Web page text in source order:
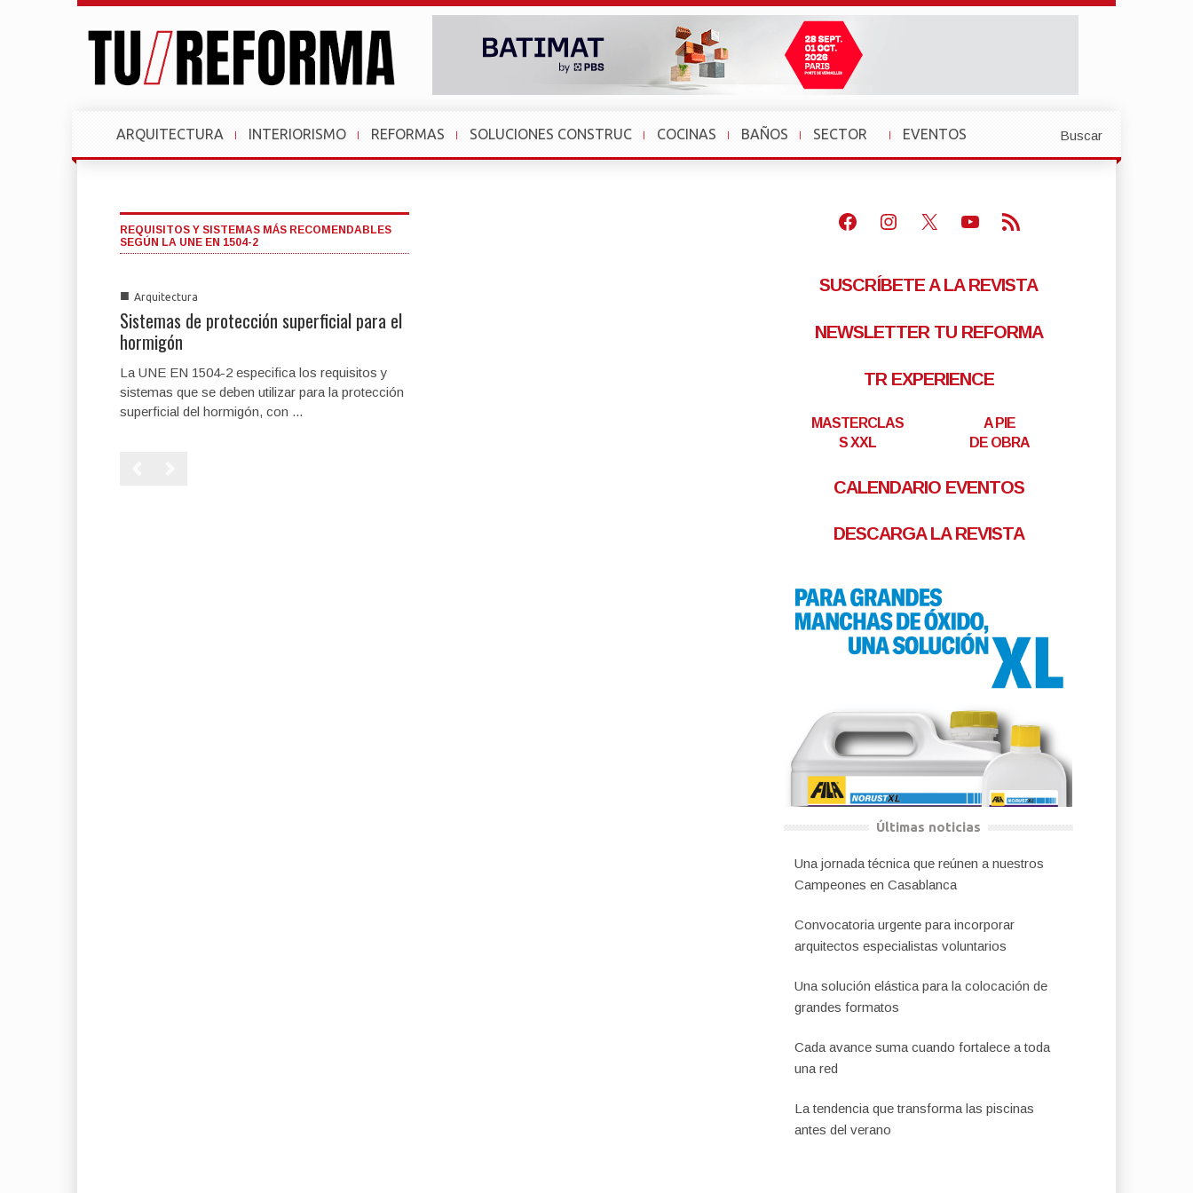
ARQUITECTURA INTERIORISMO REFORMAS SOLUCIONES CONSTRUC COCINAS BAÑOS
SECTOR
»
EVENTOS
»
Buscar
REQUISITOS Y SISTEMAS MÁS RECOMENDABLES
SEGÚN LA UNE EN 1504-2
■ Arquitectura
Sistemas de protección superficial para el
hormigón
La UNE EN 1504-2 especifica los requisitos y
sistemas que se deben utilizar para la protección
superficial del hormigón, con ...
Facebook
Instagram
X Youtube
Feed RSS
SUSCRÍBETE A LA REVISTA
NEWSLETTER TU REFORMA
TR EXPERIENCE
MASTERCLAS
S XXL
A PIE
DE OBRA
CALENDARIO EVENTOS
DESCARGA LA REVISTA
Últimas noticias
Una jornada técnica que reúnen a nuestros
Campeones en Casablanca
Convocatoria urgente para incorporar
arquitectos especialistas voluntarios
Una solución elástica para la colocación de
grandes formatos
Cada avance suma cuando fortalece a toda
una red
La tendencia que transforma las piscinas
antes del verano